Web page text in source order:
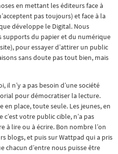
en mettant les éditeurs face à
pas toujours) et face à la
développe le Digital. Nous
supports du papier et du numérique
pour essayer d’attirer un public
sans doute pas tout bien, mais
il n’y a pas besoin d’une société
pour démocratiser la lecture.
en place, toute seule. Les jeunes, en
c’est votre public cible, n’a pas
à lire ou à écrire. Bon nombre l’on
blogs, et puis sur Wattpad qui a pris
chacun d’entre nous puisse être